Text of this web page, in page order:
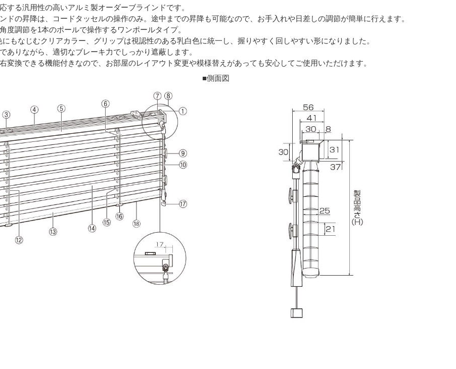
する汎用性の高いアルミ製オーダーブラインドです。
ドの昇降は、コードタッセルの操作のみ。途中までの昇降も可能なので、お手入れや日差しの調節が簡単に行えます。
度調節を1本のポールで操作するワンポールタイプ。
もなじむクリアカラー、グリップは視認性のある乳白色に統一し、握りやすく回しやすい形になりました。
ありながら、適切なブレーキ力でしっかり遮蔽します。
変換できる機能付きなので、お部屋のレイアウト変更や模様替えがあっても安心してご使用いただけます。
■側面図